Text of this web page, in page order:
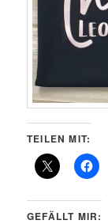
TEILEN MIT:
GEFÄLLT MIR: